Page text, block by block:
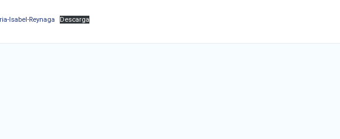
Isabel-Reynaga Descarga